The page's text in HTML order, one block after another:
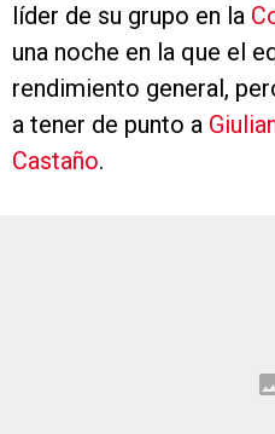
líder de su grupo en la
una noche en la que el
rendimiento general,
a tener de punto a
Castaño.